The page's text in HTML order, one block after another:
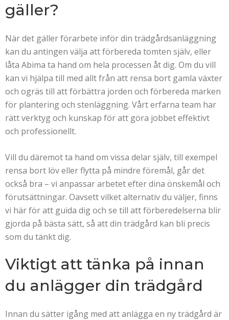
gäller?
När det gäller förarbete inför din trädgårdsanläggning
kan du antingen välja att förbereda tomten själv, eller
låta Abima ta hand om hela processen åt dig. Om du vill
kan vi hjälpa till med allt från att rensa bort gamla växter
och ogräs till att förbättra jorden och förbereda marken
för plantering och stenläggning. Vårt erfarna team har
rätt verktyg och kunskap för att göra jobbet effektivt
och professionellt.
Vill du däremot ta hand om vissa delar själv, till exempel
rensa bort löv eller flytta på mindre föremål, går det
också bra – vi anpassar arbetet efter dina önskemål och
förutsättningar. Oavsett vilket alternativ du väljer, finns
vi här för att guida dig och se till att förberedelserna blir
gjorda på bästa sätt, så att din trädgård kan bli precis
som du tänkt dig.
Viktigt att tänka på innan
du anlägger din trädgård
Innan du sätter igång med att anlägga en ny trädgård är